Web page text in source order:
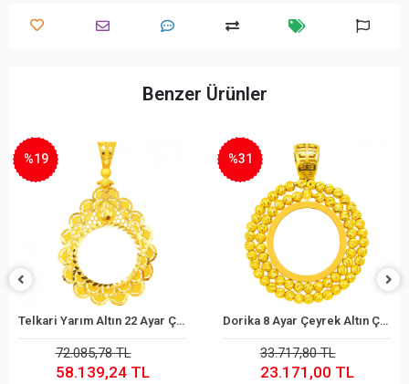
Benzer Ürünler
Ekle
Telkari Yarım Altın 22 Ayar Çerçeve
TL
Sepete Ekle
Dorika 8 Ayar Çeyrek Altın Çerçeve
23.171,00 TL